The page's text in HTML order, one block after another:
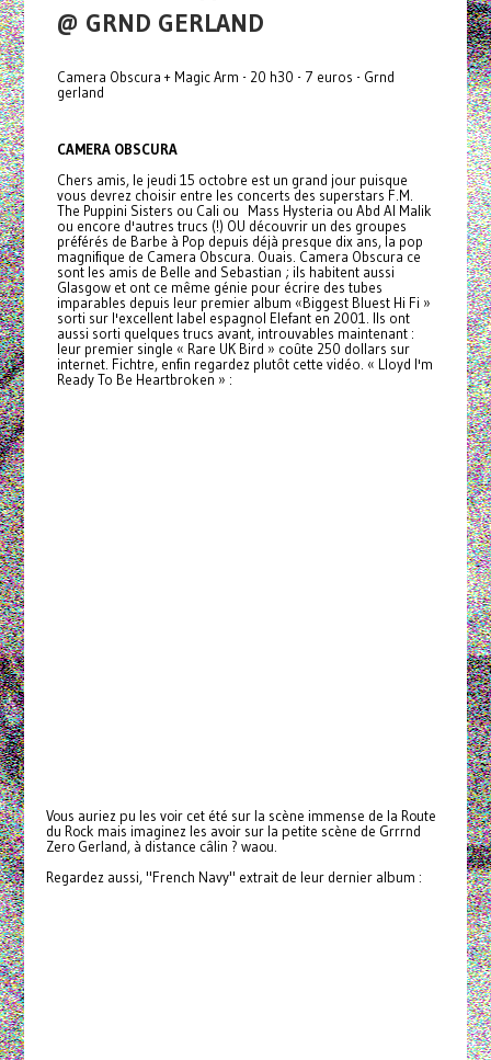
@ GRND GERLAND
Camera Obscura + Magic Arm - 20 h30 - 7 euros - Grnd
gerland
CAMERA OBSCURA
Chers amis, le jeudi 15 octobre est un grand jour puisque
vous devrez choisir entre les concerts des superstars F.M.
The Puppini Sisters ou Cali ou Mass Hysteria ou Abd Al Malik
ou encore d'autres trucs (!) OU découvrir un des groupes
préférés de Barbe à Pop depuis déjà presque dix ans, la pop
magnifique de Camera Obscura. Ouais. Camera Obscura ce
sont les amis de Belle and Sebastian ; ils habitent aussi
Glasgow et ont ce même génie pour écrire des tubes
imparables depuis leur premier album «Biggest Bluest Hi Fi »
sorti sur l'excellent label espagnol Elefant en 2001. Ils ont
aussi sorti quelques trucs avant, introuvables maintenant :
leur premier single « Rare UK Bird » coûte 250 dollars sur
internet. Fichtre, enfin regardez plutôt cette vidéo. « Lloyd I'm
Ready To Be Heartbroken » :
Vous auriez pu les voir cet été sur la scène immense de la Route
du Rock mais imaginez les avoir sur la petite scène de Grrrnd
Zero Gerland, à distance câlin ? waou.
Regardez aussi, "French Navy" extrait de leur dernier album :